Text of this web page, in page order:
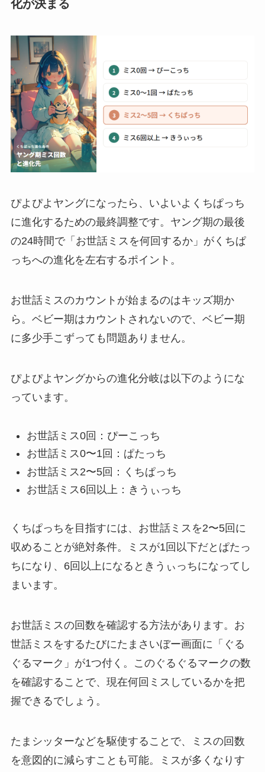
化が決まる
ぴよぴよヤングになったら、いよいよくちぱっち
に進化するための最終調整です。ヤング期の最後
の24時間で「お世話ミスを何回するか」がくちぱ
っちへの進化を左右するポイント。
お世話ミスのカウントが始まるのはキッズ期か
ら。ベビー期はカウントされないので、ベビー期
に多少手こずっても問題ありません。
ぴよぴよヤングからの進化分岐は以下のようにな
っています。
お世話ミス0回：ぴーこっち
お世話ミス0〜1回：ぱたっち
お世話ミス2〜5回：くちぱっち
お世話ミス6回以上：きうぃっち
くちぱっちを目指すには、お世話ミスを2〜5回に
収めることが絶対条件。ミスが1回以下だとぱたっ
ちになり、6回以上になるときうぃっちになってし
まいます。
お世話ミスの回数を確認する方法があります。お
世話ミスをするたびにたまさいぼー画面に「ぐる
ぐるマーク」が1つ付く。このぐるぐるマークの数
を確認することで、現在何回ミスしているかを把
握できるでしょう。
たまシッターなどを駆使することで、ミスの回数
を意図的に減らすことも可能。ミスが多くなりす